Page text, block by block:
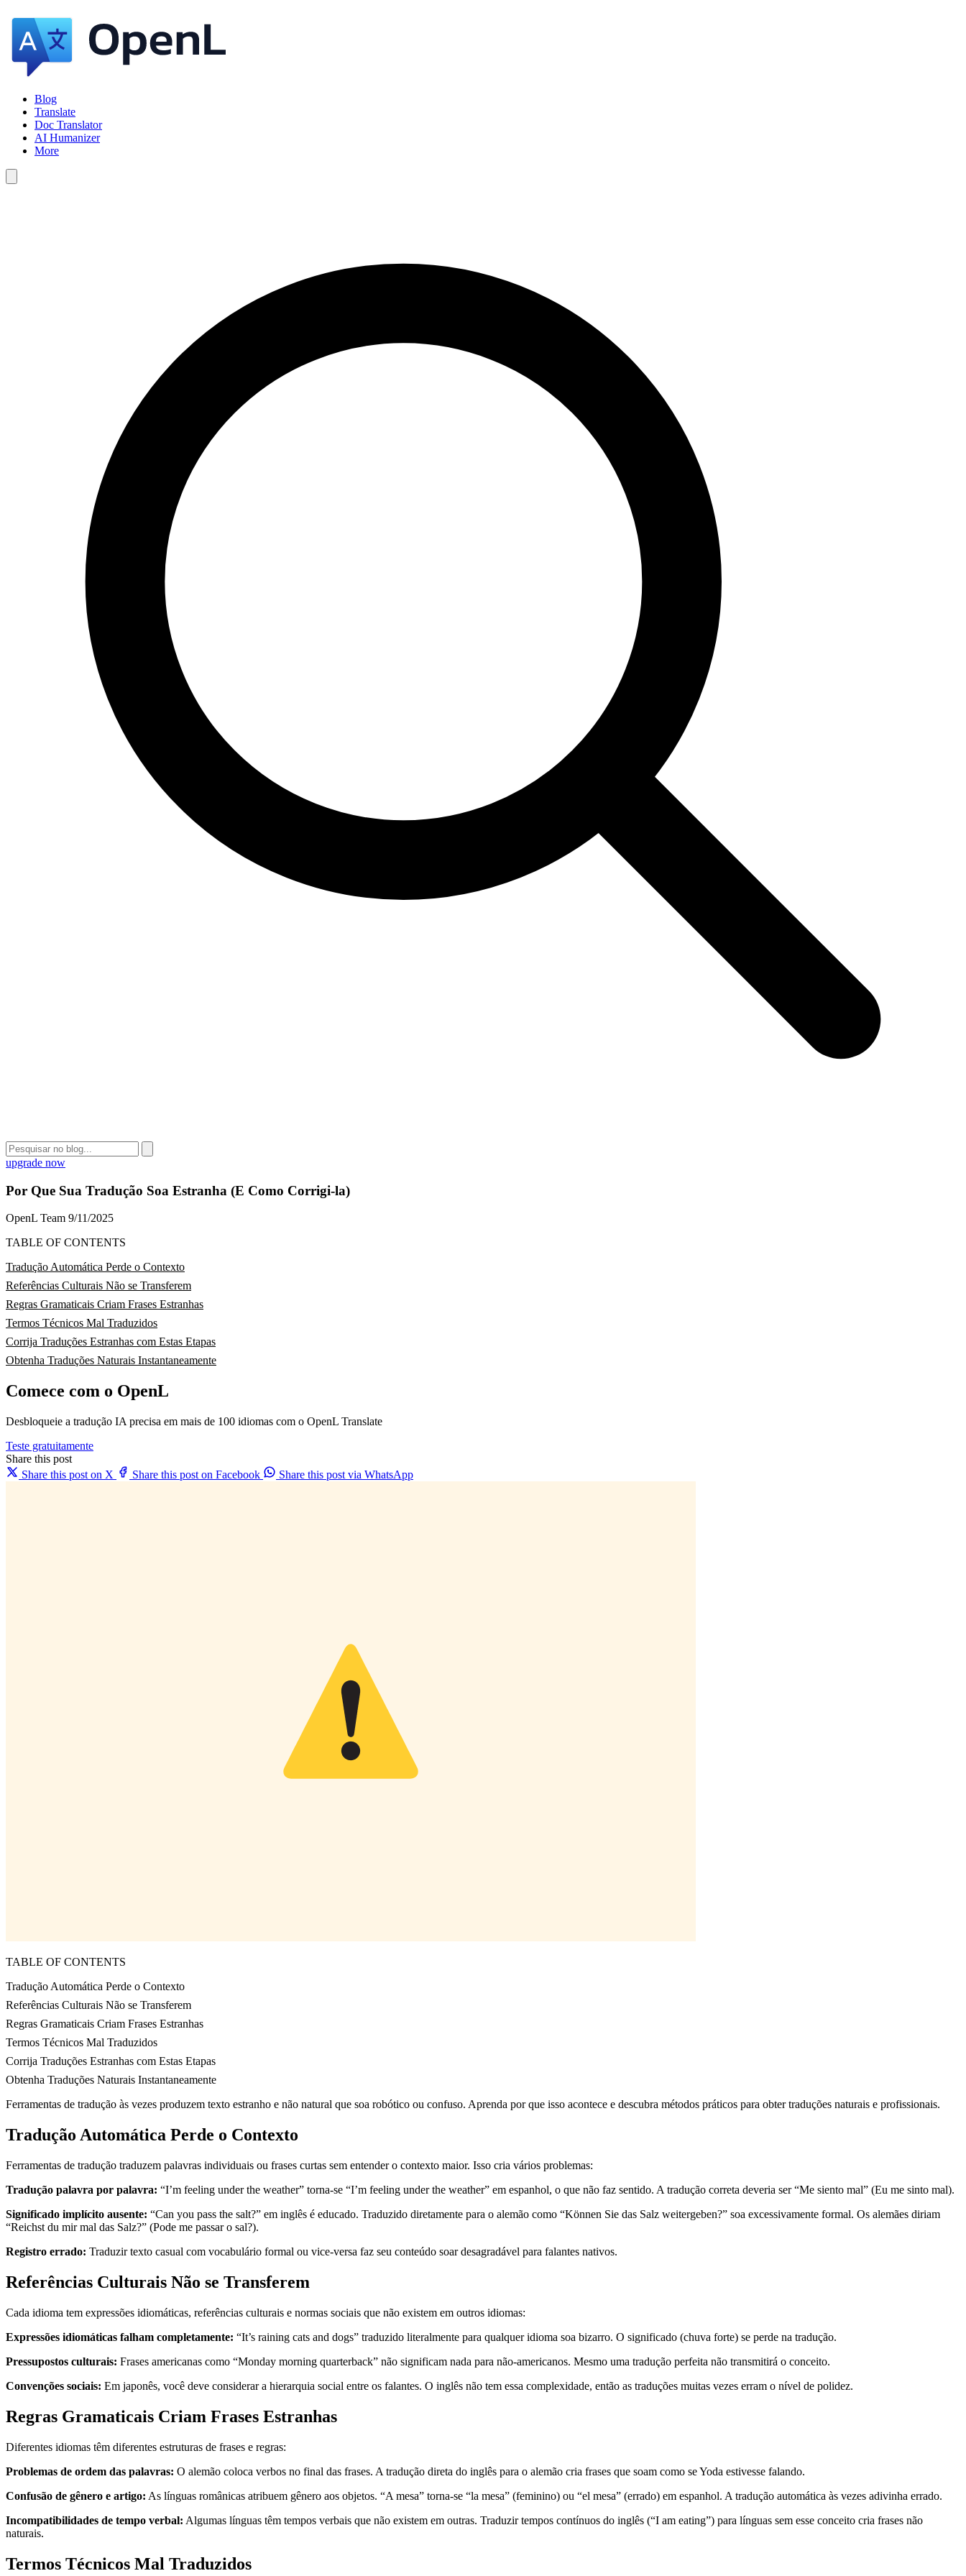
Blog
Translate
Doc Translator
AI Humanizer
More
upgrade now
Por Que Sua Tradução Soa Estranha (E Como Corrigi-la)
OpenL Team 9/11/2025
TABLE OF CONTENTS
Tradução Automática Perde o Contexto
Referências Culturais Não se Transferem
Regras Gramaticais Criam Frases Estranhas
Termos Técnicos Mal Traduzidos
Corrija Traduções Estranhas com Estas Etapas
Obtenha Traduções Naturais Instantaneamente
Comece com o OpenL
Desbloqueie a tradução IA precisa em mais de 100 idiomas com o OpenL Translate
Teste gratuitamente
Share this post
Share this post on X
Share this post on Facebook Share this post via WhatsApp
TABLE OF CONTENTS
Tradução Automática Perde o Contexto
Referências Culturais Não se Transferem
Regras Gramaticais Criam Frases Estranhas
Termos Técnicos Mal Traduzidos
Corrija Traduções Estranhas com Estas Etapas
Obtenha Traduções Naturais Instantaneamente
Ferramentas de tradução às vezes produzem texto estranho e não natural que soa robótico ou confuso. Aprenda por que isso acontece e descubra métodos práticos para obter traduções naturais e profissionais.
Tradução Automática Perde o Contexto
Ferramentas de tradução traduzem palavras individuais ou frases curtas sem entender o contexto maior. Isso cria vários problemas:
Tradução palavra por palavra: “I’m feeling under the weather” torna-se “I’m feeling under the weather” em espanhol, o que não faz sentido. A tradução correta deveria ser “Me siento mal” (Eu me sinto mal).
Significado implícito ausente: “Can you pass the salt?” em inglês é educado. Traduzido diretamente para o alemão como “Können Sie das Salz weitergeben?” soa excessivamente formal. Os alemães diriam
“Reichst du mir mal das Salz?” (Pode me passar o sal?).
Registro errado: Traduzir texto casual com vocabulário formal ou vice-versa faz seu conteúdo soar desagradável para falantes nativos.
Referências Culturais Não se Transferem
Cada idioma tem expressões idiomáticas, referências culturais e normas sociais que não existem em outros idiomas:
Expressões idiomáticas falham completamente: “It’s raining cats and dogs” traduzido literalmente para qualquer idioma soa bizarro. O significado (chuva forte) se perde na tradução.
Pressupostos culturais: Frases americanas como “Monday morning quarterback” não significam nada para não-americanos. Mesmo uma tradução perfeita não transmitirá o conceito.
Convenções sociais: Em japonês, você deve considerar a hierarquia social entre os falantes. O inglês não tem essa complexidade, então as traduções muitas vezes erram o nível de polidez.
Regras Gramaticais Criam Frases Estranhas
Diferentes idiomas têm diferentes estruturas de frases e regras:
Problemas de ordem das palavras: O alemão coloca verbos no final das frases. A tradução direta do inglês para o alemão cria frases que soam como se Yoda estivesse falando.
Confusão de gênero e artigo: As línguas românicas atribuem gênero aos objetos. “A mesa” torna-se “la mesa” (feminino) ou “el mesa” (errado) em espanhol. A tradução automática às vezes adivinha errado.
Incompatibilidades de tempo verbal: Algumas línguas têm tempos verbais que não existem em outras. Traduzir tempos contínuos do inglês (“I am eating”) para línguas sem esse conceito cria frases não
naturais.
Termos Técnicos Mal Traduzidos